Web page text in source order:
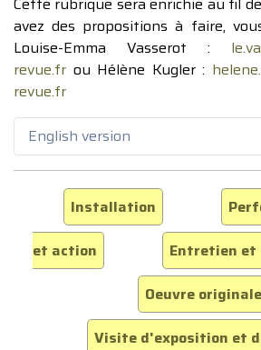
avez des propositions à faire,
Louise-Emma Vasserot :
revue.fr ou Hélène Kugler :
revue.fr
English version
Installation
et action
Entretien et
Oeuvre originale
Visite d'exposition et